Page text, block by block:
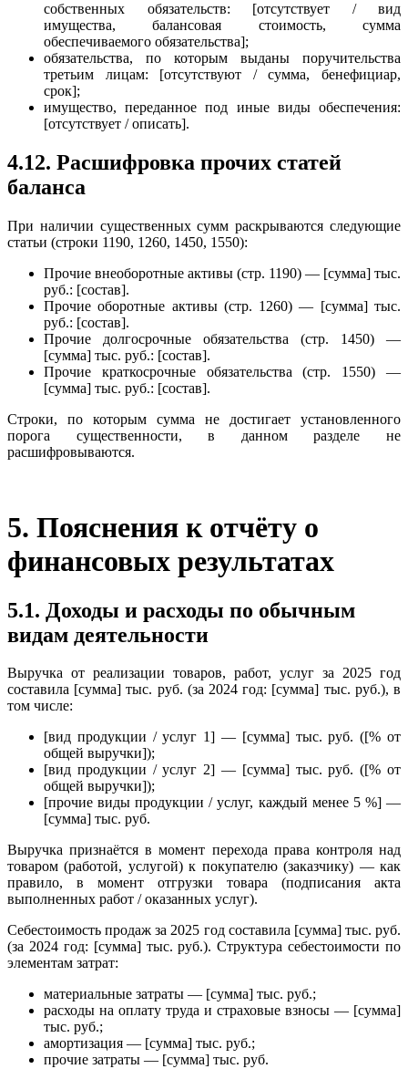
собственных обязательств: [отсутствует / вид
имущества, балансовая стоимость, сумма
обеспечиваемого обязательства];
обязательства, по которым выданы поручительства
третьим лицам: [отсутствуют / сумма, бенефициар,
срок];
имущество, переданное под иные виды обеспечения:
[отсутствует / описать].
4.12. Расшифровка прочих статей
баланса
При наличии существенных сумм раскрываются следующие
статьи (строки 1190, 1260, 1450, 1550):
Прочие внеоборотные активы (стр. 1190) — [сумма] тыс.
руб.: [состав].
Прочие оборотные активы (стр. 1260) — [сумма] тыс.
руб.: [состав].
Прочие долгосрочные обязательства (стр. 1450) —
[сумма] тыс. руб.: [состав].
Прочие краткосрочные обязательства (стр. 1550) —
[сумма] тыс. руб.: [состав].
Строки, по которым сумма не достигает установленного
порога существенности, в данном разделе не
расшифровываются.
5. Пояснения к отчёту о
финансовых результатах
5.1. Доходы и расходы по обычным
видам деятельности
Выручка от реализации товаров, работ, услуг за 2025 год
составила [сумма] тыс. руб. (за 2024 год: [сумма] тыс. руб.), в
том числе:
[вид продукции / услуг 1] — [сумма] тыс. руб. ([% от
общей выручки]);
[вид продукции / услуг 2] — [сумма] тыс. руб. ([% от
общей выручки]);
[прочие виды продукции / услуг, каждый менее 5 %] —
[сумма] тыс. руб.
Выручка признаётся в момент перехода права контроля над
товаром (работой, услугой) к покупателю (заказчику) — как
правило, в момент отгрузки товара (подписания акта
выполненных работ / оказанных услуг).
Себестоимость продаж за 2025 год составила [сумма] тыс. руб.
(за 2024 год: [сумма] тыс. руб.). Структура себестоимости по
элементам затрат:
материальные затраты — [сумма] тыс. руб.;
расходы на оплату труда и страховые взносы — [сумма]
тыс. руб.;
амортизация — [сумма] тыс. руб.;
прочие затраты — [сумма] тыс. руб.